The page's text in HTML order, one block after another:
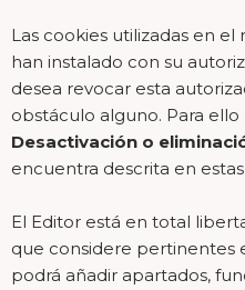
Las cookies utilizadas en
han instalado con su
desea revocar esta
obstáculo alguno. Para
Desactivación o
encuentra descrita en
El Editor está en total
que considere pertinentes
podrá añadir apartados,